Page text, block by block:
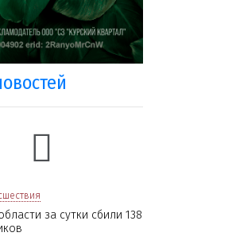
за сутки сбили 138